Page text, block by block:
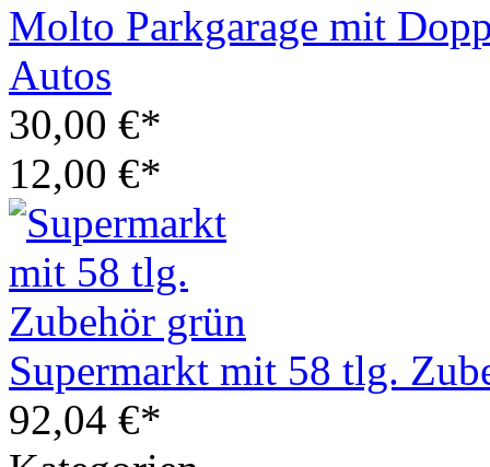
Molto Parkgarage mit
Autos
30,00 €*
12,00 €*
Supermarkt mit 58 tlg.
92,04 €*